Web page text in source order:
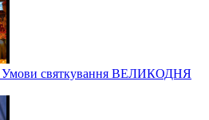
святкування ВЕЛИКОДНЯ